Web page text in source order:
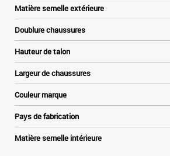
Matière semelle extérieure
Doublure chaussures
Hauteur de talon
Largeur de chaussures
Couleur marque
Pays de fabrication
Matière semelle intérieure